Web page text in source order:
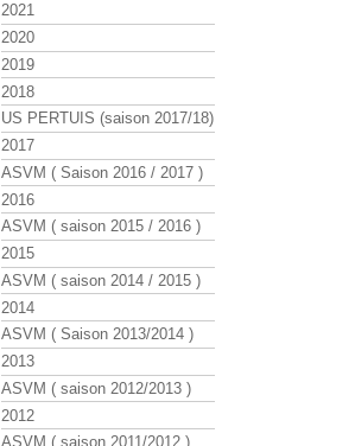
2021
2020
2019
2018
US PERTUIS (saison 2017/18)
2017
ASVM ( Saison 2016 / 2017 )
2016
ASVM ( saison 2015 / 2016 )
2015
ASVM ( saison 2014 / 2015 )
2014
ASVM ( Saison 2013/2014 )
2013
ASVM ( saison 2012/2013 )
2012
ASVM ( saison 2011/2012 )